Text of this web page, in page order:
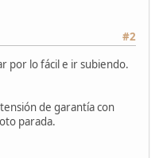
#2
por lo fácil e ir subiendo.
de garantía con
parada.